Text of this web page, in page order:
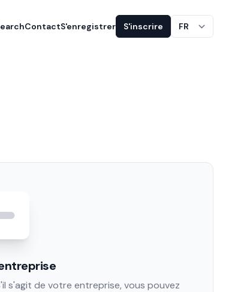
ContactS'enregistrer S'inscrire FR
s'agit de votre entreprise, vous pouvez